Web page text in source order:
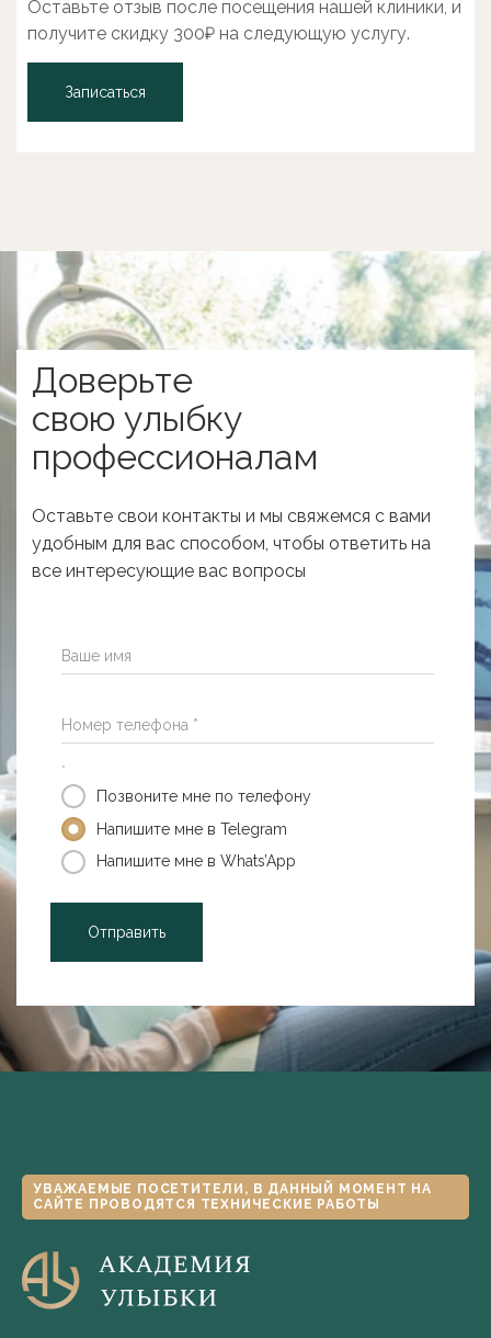
Оставьте отзыв после посещения нашей клиники, и
получите скидку 300₽ на следующую услугу.
Записаться
Доверьте
свою улыбку
профессионалам
Оставьте свои контакты и мы свяжемся с вами
удобным для вас способом, чтобы ответить на
все интересующие вас вопросы
Ваше имя
Номер телефона *
*
Позвоните мне по телефону
Напишите мне в Telegram
Напишите мне в Whats’App
Отправить
УВАЖАЕМЫЕ ПОСЕТИТЕЛИ, В ДАННЫЙ МОМЕНТ НА
САЙТЕ ПРОВОДЯТСЯ ТЕХНИЧЕСКИЕ РАБОТЫ